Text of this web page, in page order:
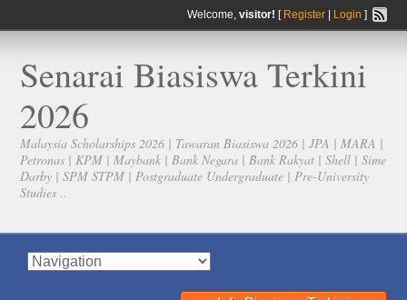
Welcome, visitor! [ Register| Login ]
Senarai Biasiswa Terkini
2026
Malaysia Scholarships 2026 | Tawaran Biasiswa 2026 | JPA | MARA |
Petronas | KPM | Maybank | Bank Negara | Bank Rakyat | Shell | Sime
Darby | SPM STPM | Postgraduate Undergraduate | Pre-University
Studies ..